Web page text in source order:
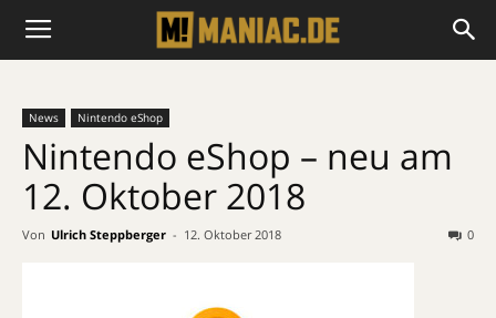
News Nintendo eShop
Nintendo eShop – neu am
12. Oktober 2018
Von Ulrich Steppberger - 12. Oktober 2018 0